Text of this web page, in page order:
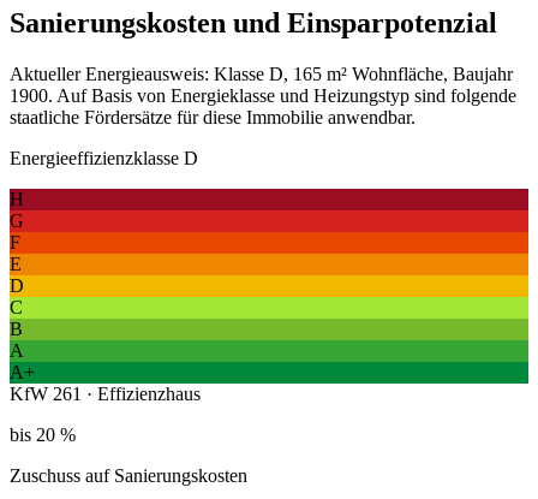
Sanierungskosten und Einsparpotenzial
Aktueller Energieausweis: Klasse D, 165 m² Wohnfläche, Baujahr
1900. Auf Basis von Energieklasse und Heizungstyp sind folgende
staatliche Fördersätze für diese Immobilie anwendbar.
Energieeffizienzklasse D
H
G
F
E
D
C
B
A
A+
KfW 261 · Effizienzhaus
bis 20 %
Zuschuss auf Sanierungskosten